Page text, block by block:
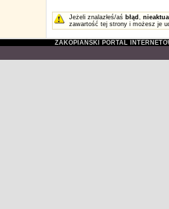
Jeżeli znalazłeś/aś błąd ,
zawartość tej strony i możesz je
ZAKOPIAŃSKI PORTAL